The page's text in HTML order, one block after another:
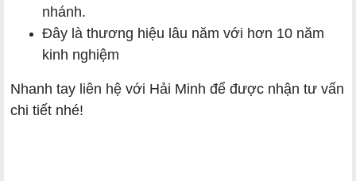
nhánh.
Đây là thương hiệu lâu năm với hơn 10 năm
kinh nghiệm
Nhanh tay liên hệ với Hải Minh để được nhận tư vấn
chi tiết nhé!